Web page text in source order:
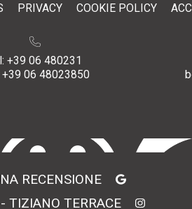
PRIVACY COOKIE POLICY
+39 06 480231
+39 06 48023850
RECENSIONE
TIZIANO TERRACE